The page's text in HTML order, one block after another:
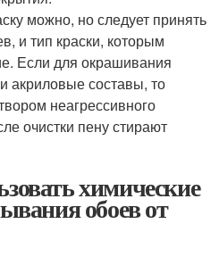
можно, но следует принять
и тип краски, которым
Если для окрашивания
акриловые составы, то
неагрессивного
очистки пену стирают
химические
обоев от